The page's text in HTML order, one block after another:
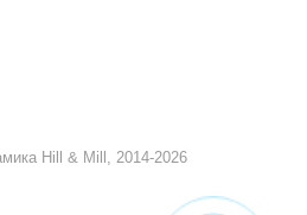
Hill & Mill, 2014-2026